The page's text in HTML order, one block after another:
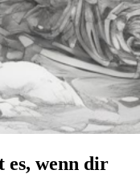
es, wenn dir